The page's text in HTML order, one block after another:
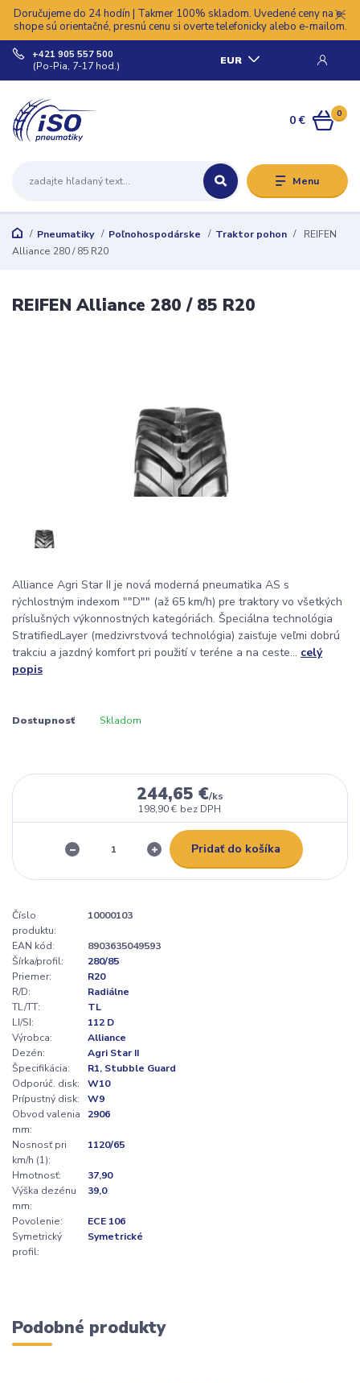
Doručujeme do 24 hodín | Takmer 100% skladom. Uvedené ceny na e-
shope sú orientačné, presnú cenu si overte telefonicky alebo e-mailom.
Menu
EUR
+421 905 557 500
(Po-Pia, 7-17 hod.)
0
0 €
Pneumatiky Poľnohospodárske Traktor pohon
REIFEN
Alliance 280 / 85 R20
REIFEN Alliance 280 / 85 R20
Alliance Agri Star II je nová moderná pneumatika AS s
rýchlostným indexom ""D"" (až 65 km/h) pre traktory vo všetkých
príslušných výkonnostných kategóriách. Špeciálna technológia
StratifiedLayer (medzivrstvová technológia) zaisťuje veľmi dobrú
trakciu a jazdný komfort pri použití v teréne a na ceste... celý
popis
Dostupnosť Skladom
244,65 €/ks
198,90 € bez DPH
Pridať do košíka
Číslo
produktu:
10000103
EAN kód:
8903635049593
Šírka/profil:
280/85
Priemer:
R20
R/D:
Radiálne
TL/TT:
TL
LI/SI:
112 D
Výrobca:
Alliance
Dezén:
Agri Star II
Špecifikácia:
R1, Stubble Guard
Odporúč. disk:
W10
Prípustný disk:
W9
Obvod valenia
mm:
2906
Nosnosť pri
km/h (1):
1120/65
Hmotnosť:
37,90
Výška dezénu
mm:
39,0
Povolenie:
ECE 106
Symetrický
profil:
Symetrické
Podobné produkty